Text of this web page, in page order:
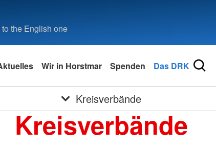
the English one
Wir in Horstmar Spenden Das DRK
Kreisverbände
Kreisverbände